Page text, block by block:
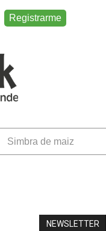
Registrarme
simbra de maiz
NEWSLETTER